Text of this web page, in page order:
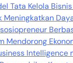
Tata Kelola
Meningkatkan
Mendorong
Intelligence